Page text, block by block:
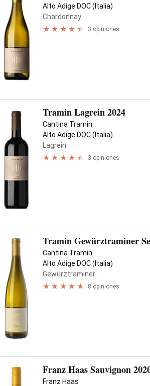
Alto Adige DOC (Italia)
Chardonnay
3 opiniones
Tramin Lagrein 2024
Cantina Tramin
Alto Adige DOC (Italia)
Lagrein
3 opiniones
Tramin Gewürztraminer
Cantina Tramin
Alto Adige DOC (Italia)
Gewürztraminer
8 opiniones
Franz Haas Sauvignon
Franz Haas